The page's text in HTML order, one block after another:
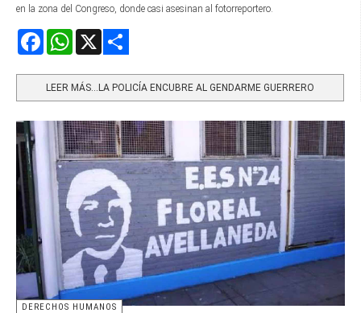
en la zona del Congreso, donde casi asesinan al fotorreportero.
FacebookWhatsApp
LEER MÁS…LA POLICÍA ENCUBRE AL GENDARME GUERRERO
DERECHOS HUMANOS